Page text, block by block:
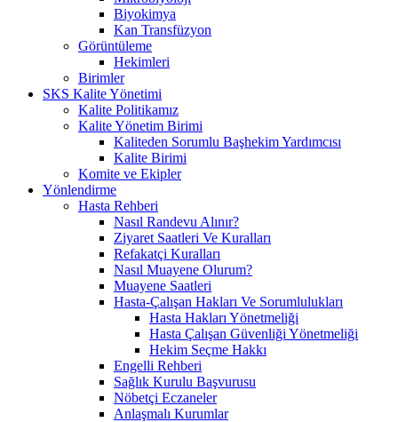
Biyokimya
Kan Transfüzyon
Görüntüleme
Hekimleri
Birimler
SKS Kalite Yönetimi
Kalite Politikamız
Kalite Yönetim Birimi
Kaliteden Sorumlu Başhekim Yardımcısı
Kalite Birimi
Komite ve Ekipler
Yönlendirme
Hasta Rehberi
Nasıl Randevu Alınır?
Ziyaret Saatleri Ve Kuralları
Refakatçi Kuralları
Nasıl Muayene Olurum?
Muayene Saatleri
Hasta-Çalışan Hakları Ve Sorumlulukları
Hasta Hakları Yönetmeliği
Hasta Çalışan Güvenliği Yönetmeliği
Hekim Seçme Hakkı
Engelli Rehberi
Sağlık Kurulu Başvurusu
Nöbetçi Eczaneler
Anlaşmalı Kurumlar